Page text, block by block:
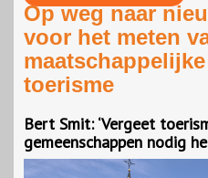
Op weg naar
voor het meten
toerisme
Bert Smit: ‘Vergeet
gemeenschappen nodig